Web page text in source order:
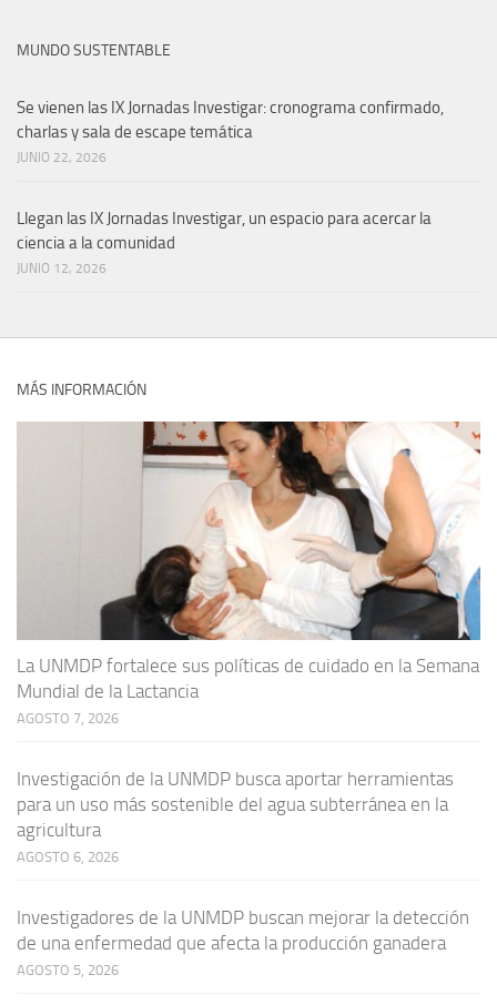
MUNDO SUSTENTABLE
Se vienen las IX Jornadas Investigar: cronograma confirmado,
charlas y sala de escape temática
JUNIO 22, 2026
Llegan las IX Jornadas Investigar, un espacio para acercar la
ciencia a la comunidad
JUNIO 12, 2026
MÁS INFORMACIÓN
La UNMDP fortalece sus políticas de cuidado en la Semana
Mundial de la Lactancia
AGOSTO 7, 2026
Investigación de la UNMDP busca aportar herramientas
para un uso más sostenible del agua subterránea en la
agricultura
AGOSTO 6, 2026
Investigadores de la UNMDP buscan mejorar la detección
de una enfermedad que afecta la producción ganadera
AGOSTO 5, 2026